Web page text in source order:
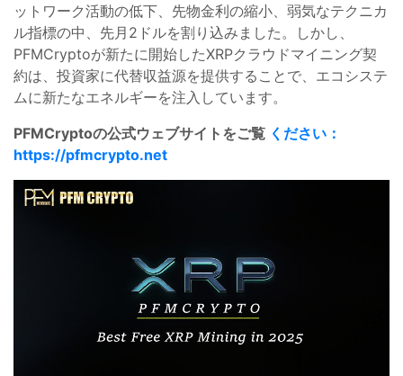
ットワーク活動の低下、先物金利の縮小、弱気なテクニカ
ル指標の中、先月2ドルを割り込みました。しかし、
PFMCryptoが新たに開始したXRPクラウドマイニング契
約は、投資家に代替収益源を提供することで、エコシステ
ムに新たなエネルギーを注入しています。
PFMCryptoの公式ウェブサイトをご覧 ください：
https://pfmcrypto.net